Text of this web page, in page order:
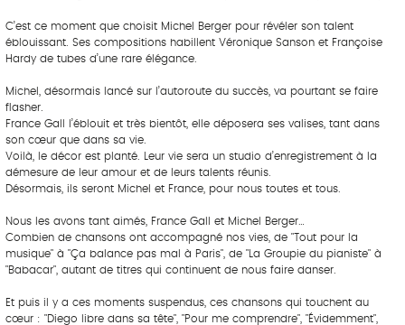
C’est ce moment que choisit Michel Berger pour révéler son talent
éblouissant. Ses compositions habillent Véronique Sanson et Françoise
Hardy de tubes d’une rare élégance.
Michel, désormais lancé sur l’autoroute du succès, va pourtant se faire
flasher.
France Gall l’éblouit et très bientôt, elle déposera ses valises, tant dans
son cœur que dans sa vie.
Voilà, le décor est planté. Leur vie sera un studio d’enregistrement à la
démesure de leur amour et de leurs talents réunis.
Désormais, ils seront Michel et France, pour nous toutes et tous.
Nous les avons tant aimés, France Gall et Michel Berger…
Combien de chansons ont accompagné nos vies, de "Tout pour la
musique" à "Ça balance pas mal à Paris", de "La Groupie du pianiste" à
"Babacar", autant de titres qui continuent de nous faire danser.
Et puis il y a ces moments suspendus, ces chansons qui touchent au
cœur : "Diego libre dans sa tête", "Pour me comprendre", "Évidemment",